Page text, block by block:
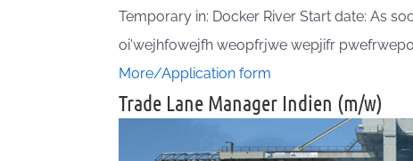
Temporary in: Docker River Start date: As
oi'wejhfowejfh weopfrjwe wepjifr
More/Application form
Trade Lane Manager Indien (m/w)